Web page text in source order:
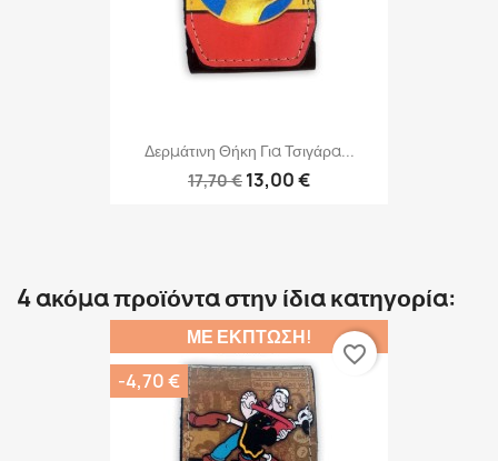
Δερμάτινη Θήκη Για Τσιγάρα...
17,70 € 13,00 €
4 ακόμα προϊόντα στην ίδια κατηγορία:
ΜΕ ΈΚΠΤΩΣΗ!
-4,70 €
favorite_border